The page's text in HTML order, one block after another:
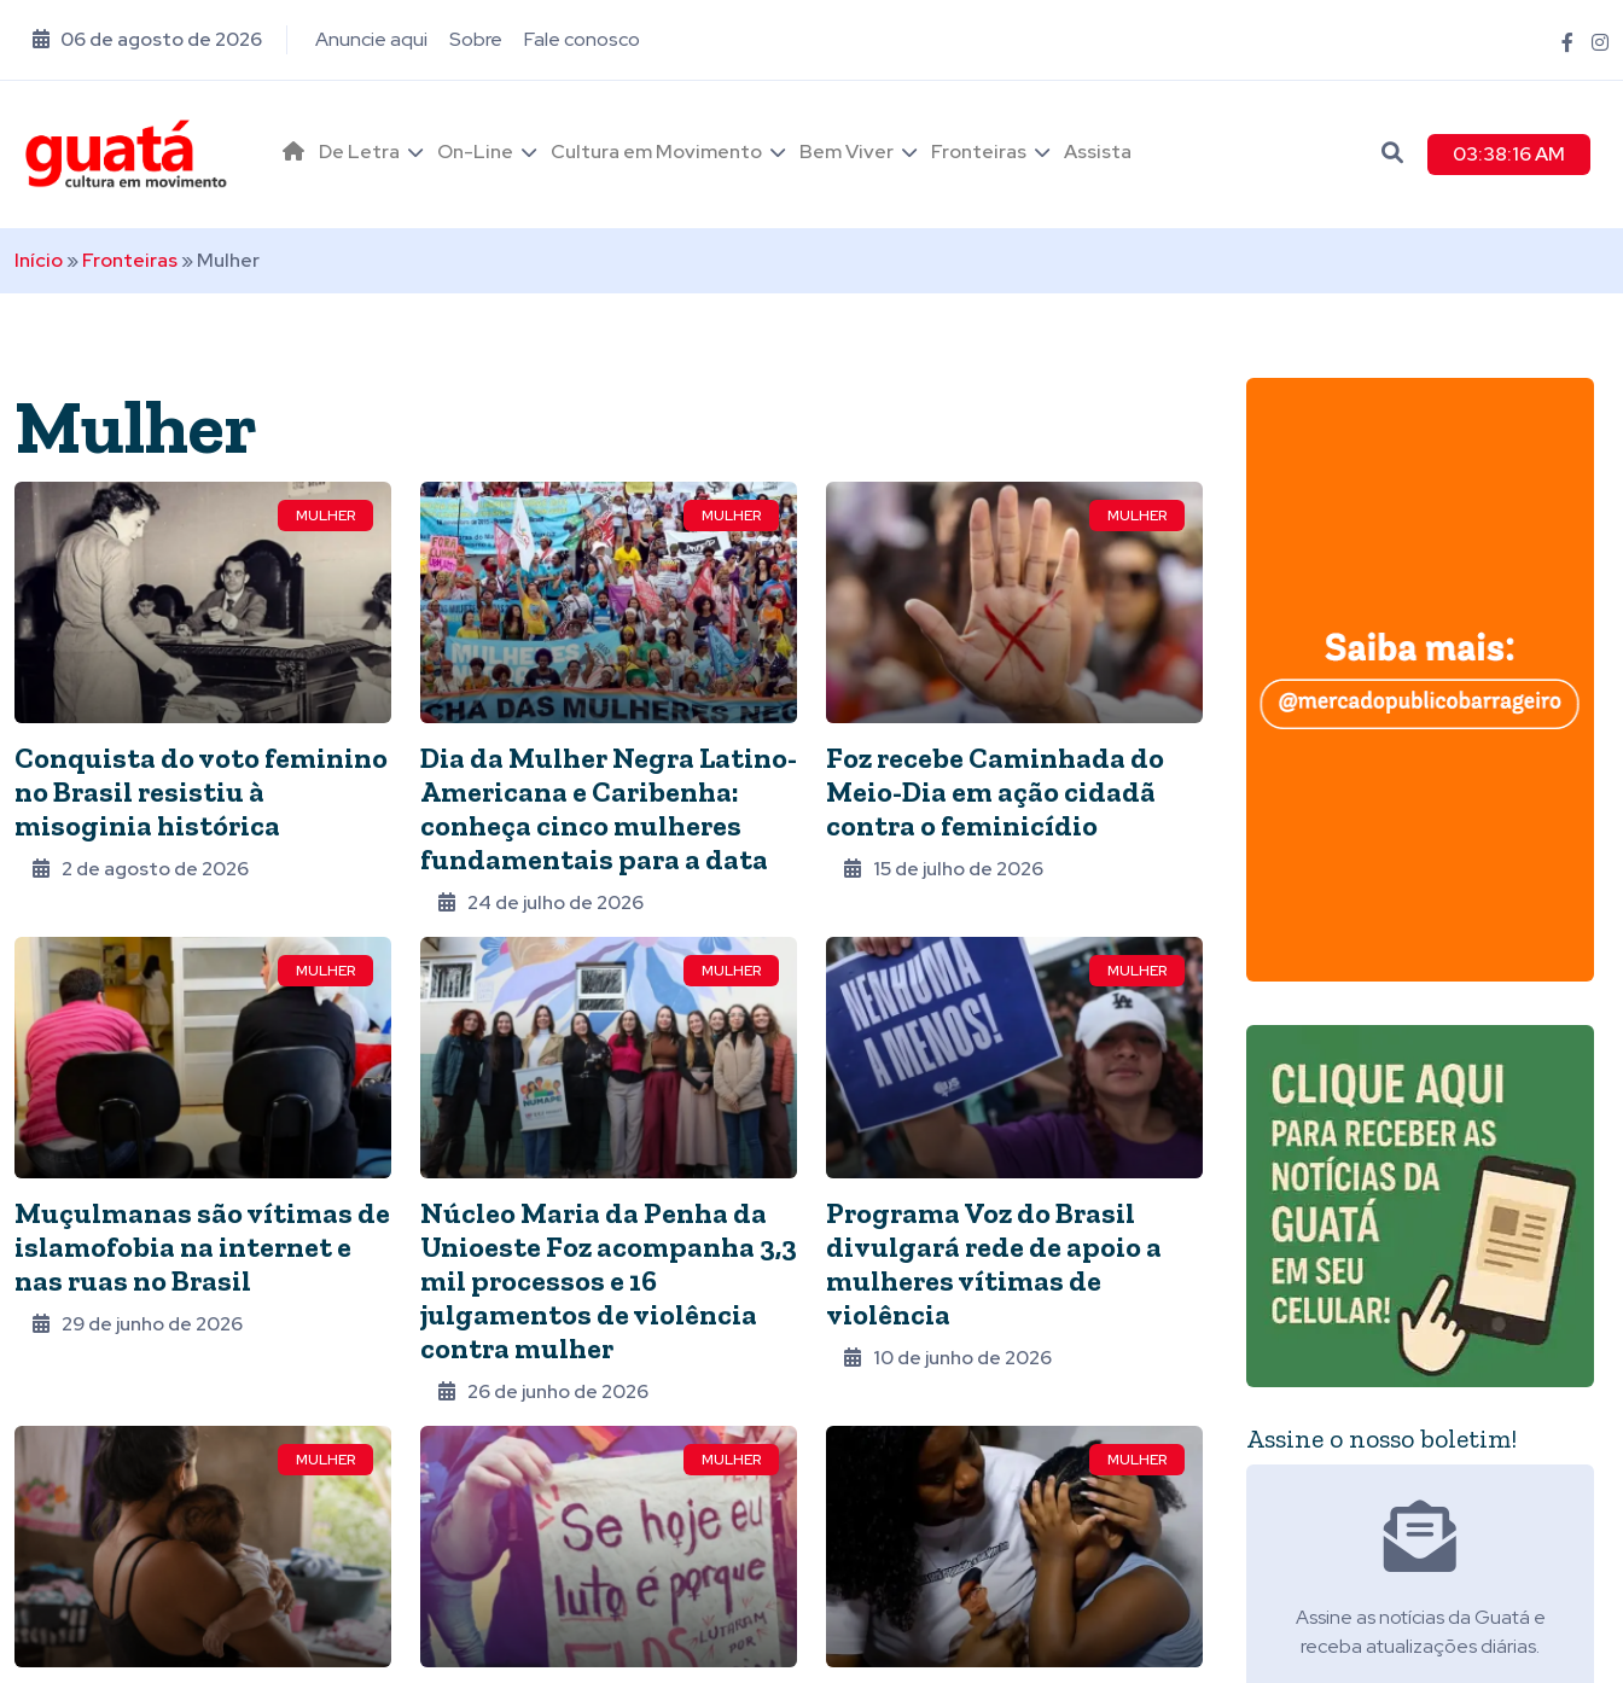
06 de agosto de 2026 Anuncie aqui Sobre Fale conosco
De Letra On-Line Cultura em Movimento Bem Viver Fronteiras Assista 03:38:17 AM
Início»Fronteiras»Mulher
Mulher
MULHER
Conquista do voto feminino
no Brasil resistiu à
misoginia histórica
2 de agosto de 2026
MULHER
Dia da Mulher Negra Latino-
Americana e Caribenha:
conheça cinco mulheres
fundamentais para a data
24 de julho de 2026
MULHER
Foz recebe Caminhada do
Meio-Dia em ação cidadã
contra o feminicídio
15 de julho de 2026
MULHER
Muçulmanas são vítimas de
islamofobia na internet e
nas ruas no Brasil
29 de junho de 2026
MULHER
Núcleo Maria da Penha da
Unioeste Foz acompanha 3,3
mil processos e 16
julgamentos de violência
contra mulher
26 de junho de 2026
MULHER
Programa Voz do Brasil
divulgará rede de apoio a
mulheres vítimas de
violência
10 de junho de 2026
MULHER MULHER MULHER
Assine o nosso boletim!
Assine as notícias da Guatá e
receba atualizações diárias.